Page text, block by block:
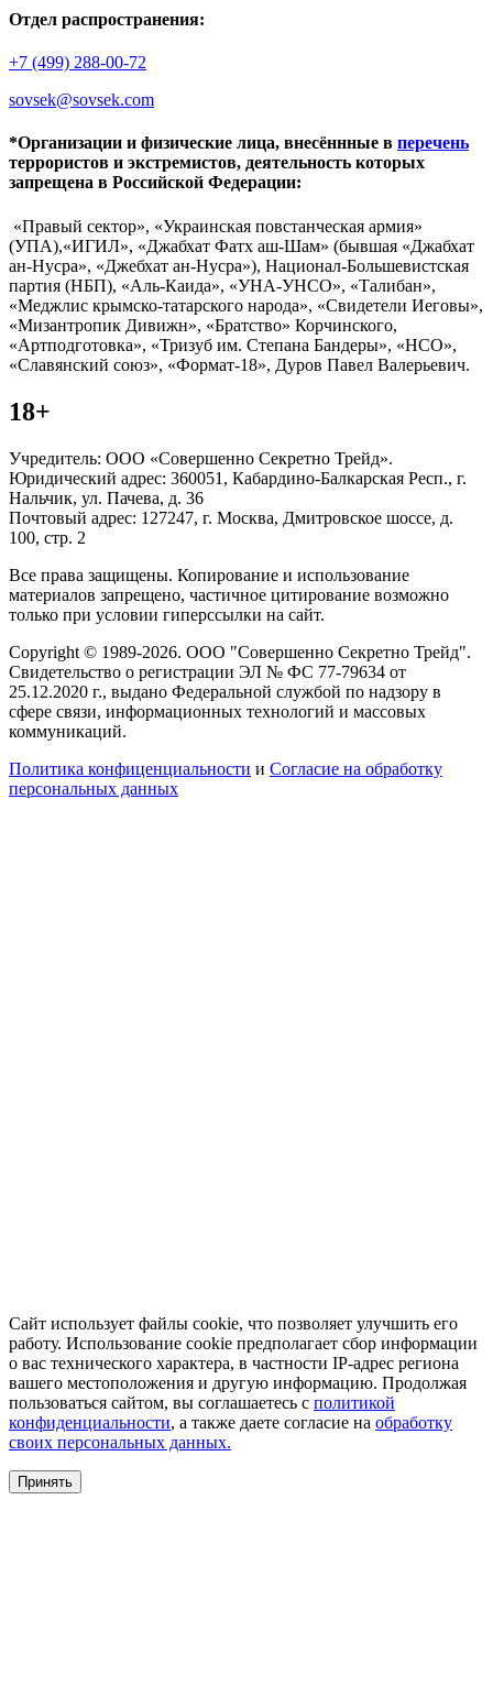
Отдел распространения:
+7 (499) 288-00-72
sovsek@sovsek.com
*Организации и физические лица, внесённные в перечень
террористов и экстремистов, деятельность которых
запрещена в Российской Федерации:
«Правый сектор», «Украинская повстанческая армия»
(УПА),«ИГИЛ», «Джабхат Фатх аш-Шам» (бывшая «Джабхат
ан-Нусра», «Джебхат ан-Нусра»), Национал-Большевистская
партия (НБП), «Аль-Каида», «УНА-УНСО», «Талибан»,
«Меджлис крымско-татарского народа», «Свидетели Иеговы»,
«Мизантропик Дивижн», «Братство» Корчинского,
«Артподготовка», «Тризуб им. Степана Бандеры», «НСО»,
«Славянский союз», «Формат-18», Дуров Павел Валерьевич.
18+
Учредитель: ООО «Совершенно Секретно Трейд».
Юридический адрес: 360051, Кабардино-Балкарская Респ., г.
Нальчик, ул. Пачева, д. 36
Почтовый адрес: 127247, г. Москва, Дмитровское шоссе, д.
100, стр. 2
Все права защищены. Копирование и использование
материалов запрещено, частичное цитирование возможно
только при условии гиперссылки на сайт.
Copyright © 1989-2026. ООО "Совершенно Секретно Трейд".
Свидетельство о регистрации ЭЛ № ФС 77-79634 от
25.12.2020 г., выдано Федеральной службой по надзору в
сфере связи, информационных технологий и массовых
коммуникаций.
Политика конфиценциальности и Согласие на обработку
персональных данных
Сайт использует файлы cookie, что позволяет улучшить его
работу. Использование cookie предполагает сбор информации
о вас технического характера, в частности IP-адрес региона
вашего местоположения и другую информацию. Продолжая
пользоваться сайтом, вы соглашаетесь с политикой
конфиденциальности, а также даете согласие на обработку
своих персональных данных.
Принять